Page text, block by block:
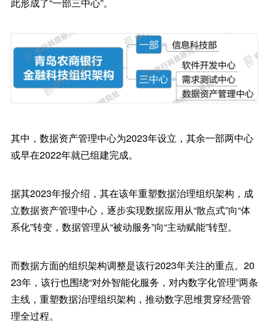
其中，数据资产管理中心为2023年设立，其余一部两中心
或早在2022年就已组建完成。
据其2023年报介绍，其在该年重塑数据治理组织架构，成
立数据资产管理中心，逐步实现数据应用从“散点式”向“体
系化”转变，数据管理从“被动服务”向“主动赋能”转型。
而数据方面的组织架构调整是该行2023年关注的重点。20
23年，该行也围绕“对外智能化服务，对内数字化管理”两条
主线，重塑数据治理组织架构，推动数字思维贯穿经营管
理全过程。